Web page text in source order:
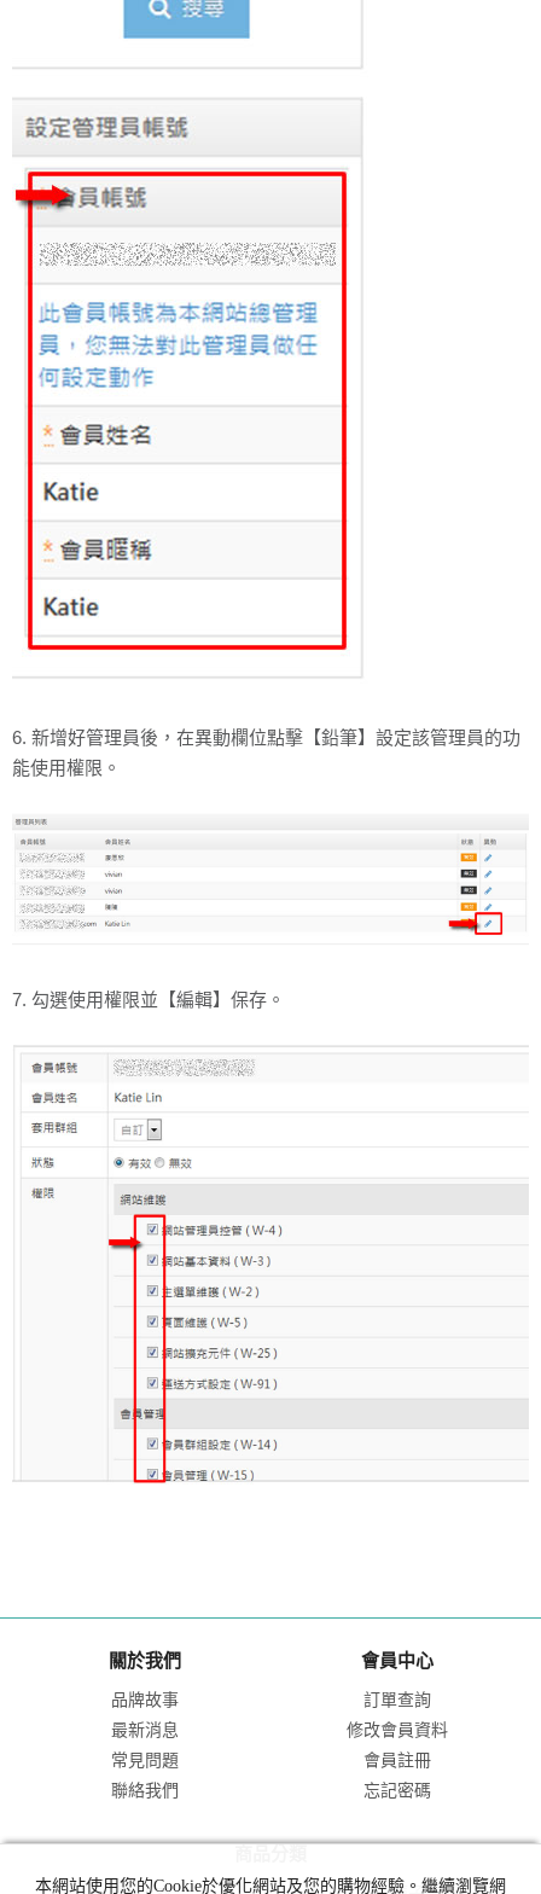
6. 新增好管理員後，在異動欄位點擊【鉛筆】設定該管理員的功
能使用權限。
7. 勾選使用權限並【編輯】保存。
關於我們
品牌故事
最新消息
常見問題
聯絡我們
會員中心
訂單查詢
修改會員資料
會員註冊
忘記密碼
本網站使用您的Cookie於優化網站及您的購物經驗。繼續瀏覽網